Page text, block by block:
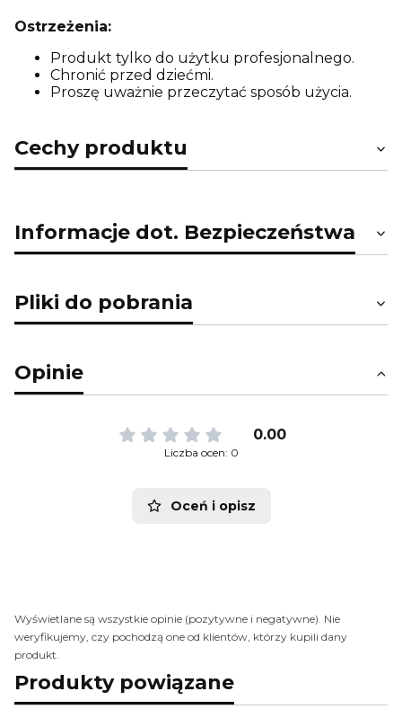
Ostrzeżenia:
Produkt tylko do użytku profesjonalnego.
Chronić przed dziećmi.
Proszę uważnie przeczytać sposób użycia.
Cechy produktu
Informacje dot. Bezpieczeństwa
Pliki do pobrania
Opinie
0.00
Liczba ocen: 0
Oceń i opisz
Wyświetlane są wszystkie opinie (pozytywne i negatywne). Nie
weryfikujemy, czy pochodzą one od klientów, którzy kupili dany
produkt.
Produkty powiązane